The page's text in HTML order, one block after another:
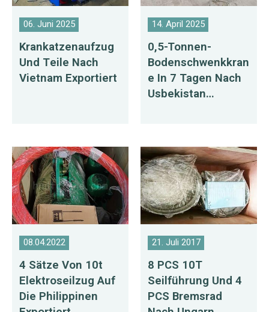
06. Juni 2025
Krankatzenaufzug
Und Teile Nach
Vietnam Exportiert
14. April 2025
0,5-Tonnen-
Bodenschwenkkran
E In 7 Tagen Nach
Usbekistan
08.04.2022
4 Sätze Von 10t
Elektroseilzug Auf
Die Philippinen
21. Juli 2017
8 PCS 10T
Seilführung Und 4
PCS Bremsrad